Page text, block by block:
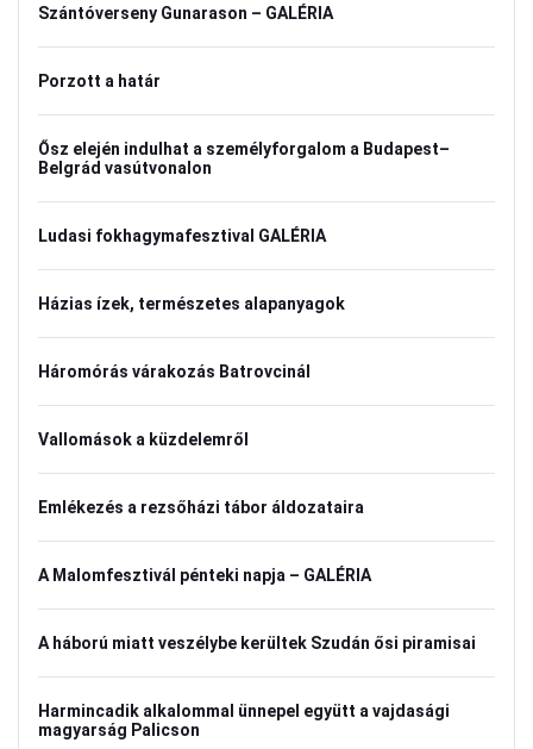
Szántóverseny Gunarason – GALÉRIA
Porzott a határ
Ősz elején indulhat a személyforgalom a Budapest–
Belgrád vasútvonalon
Ludasi fokhagymafesztival GALÉRIA
Házias ízek, természetes alapanyagok
Háromórás várakozás Batrovcinál
Vallomások a küzdelemről
Emlékezés a rezsőházi tábor áldozataira
A Malomfesztivál pénteki napja – GALÉRIA
A háború miatt veszélybe kerültek Szudán ősi piramisai
Harmincadik alkalommal ünnepel együtt a vajdasági
magyarság Palicson